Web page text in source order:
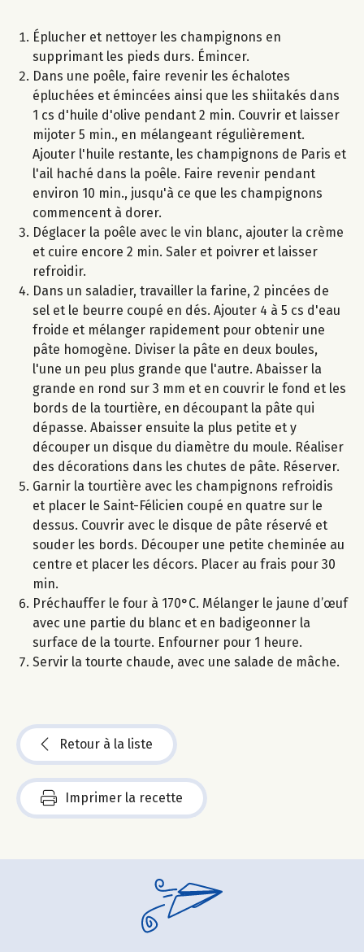
Éplucher et nettoyer les champignons en
supprimant les pieds durs. Émincer.
Dans une poêle, faire revenir les échalotes
épluchées et émincées ainsi que les shiitakés dans
1 cs d'huile d'olive pendant 2 min. Couvrir et laisser
mijoter 5 min., en mélangeant régulièrement.
Ajouter l'huile restante, les champignons de Paris et
l'ail haché dans la poêle. Faire revenir pendant
environ 10 min., jusqu'à ce que les champignons
commencent à dorer.
Déglacer la poêle avec le vin blanc, ajouter la crème
et cuire encore 2 min. Saler et poivrer et laisser
refroidir.
Dans un saladier, travailler la farine, 2 pincées de
sel et le beurre coupé en dés. Ajouter 4 à 5 cs d'eau
froide et mélanger rapidement pour obtenir une
pâte homogène. Diviser la pâte en deux boules,
l'une un peu plus grande que l'autre. Abaisser la
grande en rond sur 3 mm et en couvrir le fond et les
bords de la tourtière, en découpant la pâte qui
dépasse. Abaisser ensuite la plus petite et y
découper un disque du diamètre du moule. Réaliser
des décorations dans les chutes de pâte. Réserver.
Garnir la tourtière avec les champignons refroidis
et placer le Saint-Félicien coupé en quatre sur le
dessus. Couvrir avec le disque de pâte réservé et
souder les bords. Découper une petite cheminée au
centre et placer les décors. Placer au frais pour 30
min.
Préchauffer le four à 170°C. Mélanger le jaune d’œuf
avec une partie du blanc et en badigeonner la
surface de la tourte. Enfourner pour 1 heure.
Servir la tourte chaude, avec une salade de mâche.
Retour à la liste
Imprimer la recette